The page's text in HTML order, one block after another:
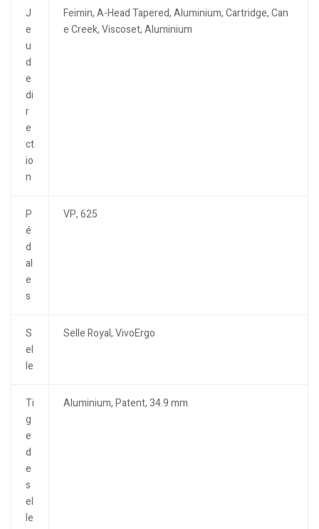
J
e
u
d
e
di
r
e
ct
io
n
Feimin, A-Head Tapered, Aluminium, Cartridge, Can
e Creek, Viscoset, Aluminium
P
é
d
al
e
s
VP, 625
S
el
le
Selle Royal, VivoErgo
Ti
g
e
d
e
s
el
le
Aluminium, Patent, 34.9 mm